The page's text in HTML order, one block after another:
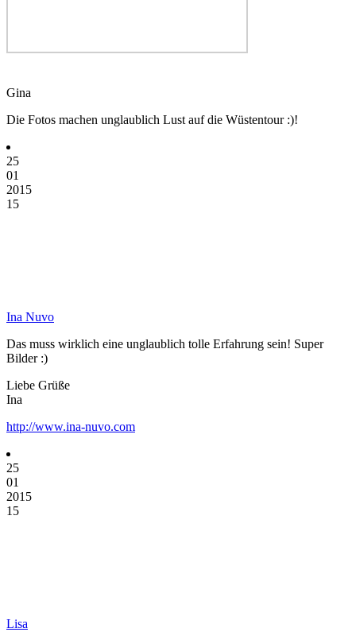
Gina
Die Fotos machen unglaublich Lust auf die Wüstentour :)!
25
01
2015
15
Ina Nuvo
Das muss wirklich eine unglaublich tolle Erfahrung sein! Super
Bilder :)
Liebe Grüße
Ina
http://www.ina-nuvo.com
25
01
2015
15
Lisa